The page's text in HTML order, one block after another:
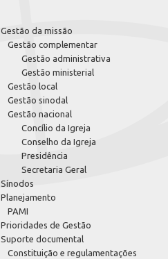
Gestão da missão
Gestão complementar
Gestão administrativa
Gestão ministerial
Gestão local
Gestão sinodal
Gestão nacional
Concílio da Igreja
Conselho da Igreja
Presidência
Secretaria Geral
Sínodos
Planejamento
PAMI
Prioridades de Gestão
Suporte documental
Constituição e regulamentações